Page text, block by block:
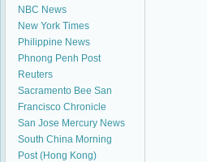
NBC News
New York Times
Philippine News
Phnong Penh Post
Reuters
Sacramento Bee San
Francisco Chronicle
San Jose Mercury News
South China Morning
Post (Hong Kong)